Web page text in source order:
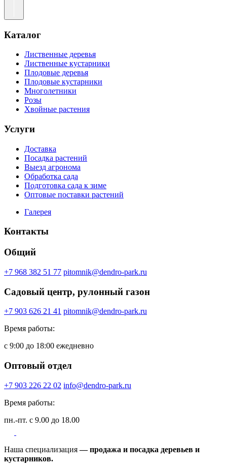
Каталог
Лиственные деревья
Лиственные кустарники
Плодовые деревья
Плодовые кустарники
Многолетники
Розы
Хвойные растения
Услуги
Доставка
Посадка растений
Выезд агронома
Обработка сада
Подготовка сада к зиме
Оптовые поставки растений
Галерея
Контакты
Общий
+7 968 382 51 77 pitomnik@dendro-park.ru
Садовый центр, рулонный газон
+7 903 626 21 41 pitomnik@dendro-park.ru
Время работы:
с 9:00 до 18:00 ежедневно
Оптовый отдел
+7 903 226 22 02 info@dendro-park.ru
Время работы:
пн.-пт. с 9.00 до 18.00
Наша специализация— продажа и посадка деревьев и
кустарников.